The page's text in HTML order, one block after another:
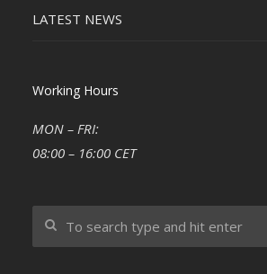
LATEST NEWS
Working Hours
MON – FRI:
08:00 – 16:00 CET